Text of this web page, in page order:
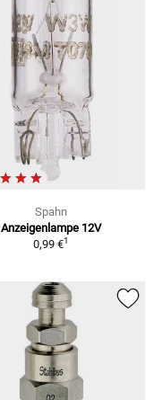
Spahn
Anzeigenlampe 12V
0,99 €1